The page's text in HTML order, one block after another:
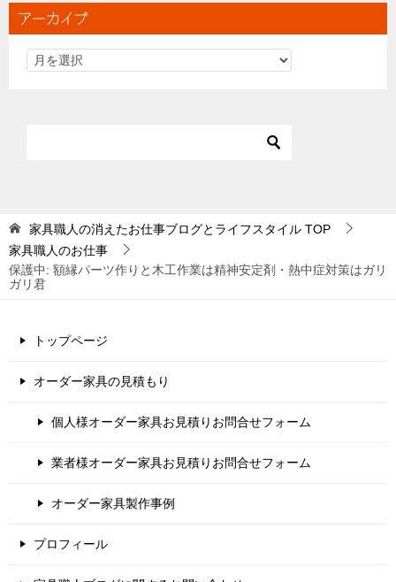
アーカイブ
家具職人の消えたお仕事ブログとライフスタイル TOP
家具職人のお仕事
保護中: 額縁パーツ作りと木工作業は精神安定剤・熱中症対策はガリ
ガリ君
トップページ
オーダー家具の見積もり
個人様オーダー家具お見積りお問合せフォーム
業者様オーダー家具お見積りお問合せフォーム
オーダー家具製作事例
プロフィール